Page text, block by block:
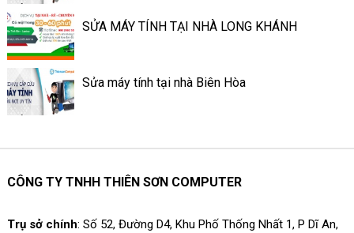
SỬA MÁY TÍNH TẠI NHÀ LONG KHÁNH
Sửa máy tính tại nhà Biên Hòa
CÔNG TY TNHH THIÊN SƠN COMPUTER
Trụ sở chính: Số 52, Đường D4, Khu Phố Thống Nhất 1, P Dĩ An,